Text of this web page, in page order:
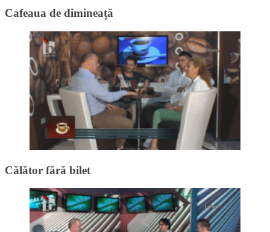
Cafeaua de dimineață
Călător fără bilet